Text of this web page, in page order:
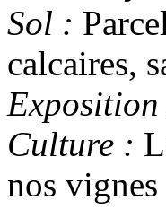
Sol :
calcaires,
Exposition
Culture :
nos vignes